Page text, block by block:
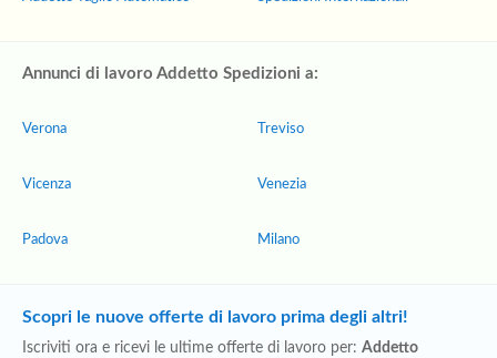
Annunci di lavoro Addetto Spedizioni a:
Verona
Vicenza
Padova
Treviso
Venezia
Milano
Scopri le nuove offerte di lavoro prima degli altri!
Iscriviti ora e ricevi le ultime offerte di lavoro per: Addetto